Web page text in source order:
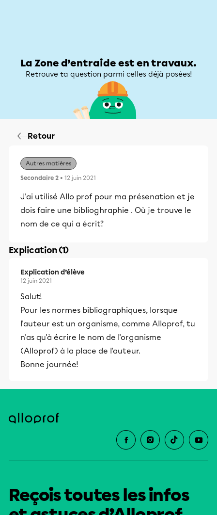
La Zone d’entraide est en travaux.
Retrouve ta question parmi celles déjà posées!
Retour
Autres matières
Secondaire 2 • 12 juin 2021
J'ai utilisé Allo prof pour ma présenation et je
dois faire une biblioghraphie . Où je trouve le
nom de ce qui a écrit?
Explication (1)
Explication d’élève
12 juin 2021
Salut!
Pour les normes bibliographiques, lorsque
l'auteur est un organisme, comme Alloprof, tu
n'as qu'à écrire le nom de l'organisme
(Alloprof) à la place de l'auteur.
Bonne journée!
Reçois toutes les infos